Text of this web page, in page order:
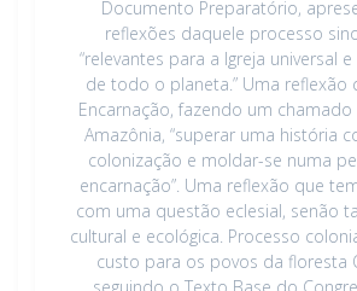
Documento Preparatório,
reflexões daquele processo
“relevantes para a Igreja universal
de todo o planeta.” Uma reflexão
Encarnação, fazendo um chamado
Amazônia, “superar uma história
colonização e moldar-se numa
encarnação”. Uma reflexão que
com uma questão eclesial, senão
cultural e ecológica. Processo
custo para os povos da floresta